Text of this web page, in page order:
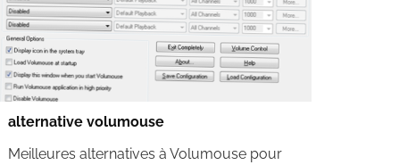
alternative volumouse
Meilleures alternatives à Volumouse pour